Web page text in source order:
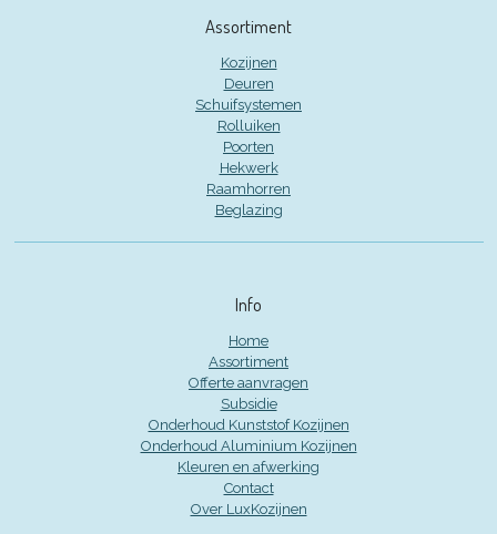
Assortiment
Kozijnen
Deuren
Schuifsystemen
Rolluiken
Poorten
Hekwerk
Raamhorren
Beglazing
Info
Home
Assortiment
Offerte aanvragen
Subsidie
Onderhoud Kunststof Kozijnen
Onderhoud Aluminium Kozijnen
Kleuren en afwerking
Contact
Over LuxKozijnen